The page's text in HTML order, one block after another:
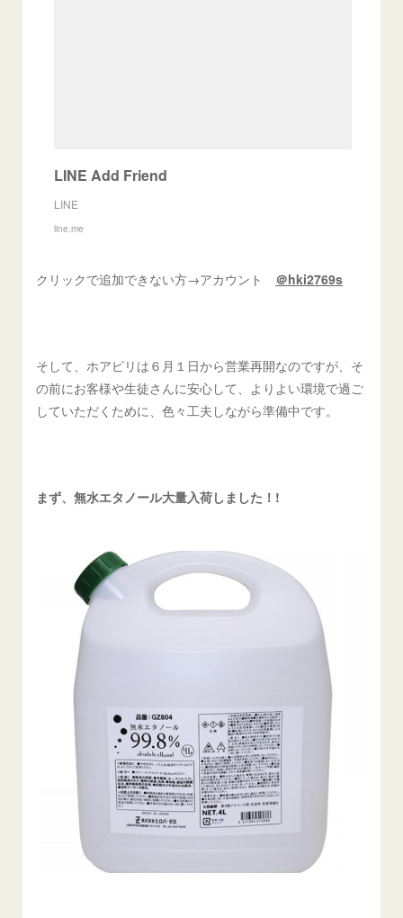
LINE Add Friend
LINE
line.me
クリックで追加できない方→アカウント ＠hki2769s
そして、ホアピリは６月１日から営業再開なのですが、そ
の前にお客様や生徒さんに安心して、よりよい環境で過ご
していただくために、色々工夫しながら準備中です。
まず、無水エタノール大量入荷しました！!